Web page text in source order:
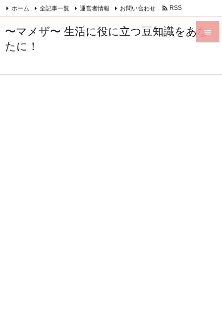
〜マメザ〜 生活に役に立つ豆知識をあな
たに！


ホーム 全記事一覧 運営者情報 お問い合わせ  RSS